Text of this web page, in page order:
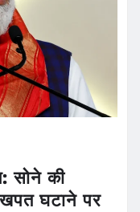
सोने की
घटाने पर